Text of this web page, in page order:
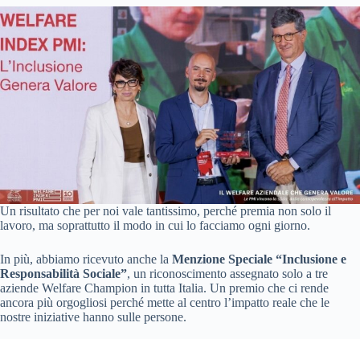
Un risultato che per noi vale tantissimo, perché premia non solo il
lavoro, ma soprattutto il modo in cui lo facciamo ogni giorno.
In più, abbiamo ricevuto anche la Menzione Speciale “Inclusione e
Responsabilità Sociale”, un riconoscimento assegnato solo a tre
aziende Welfare Champion in tutta Italia. Un premio che ci rende
ancora più orgogliosi perché mette al centro l’impatto reale che le
nostre iniziative hanno sulle persone.